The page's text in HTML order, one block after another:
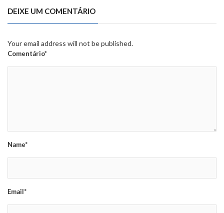
DEIXE UM COMENTÁRIO
Your email address will not be published.
Comentário*
Name*
Email*